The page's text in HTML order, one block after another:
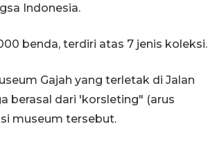
Indonesia.
benda, terdiri atas 7 jenis koleksi.
Gajah yang terletak di Jalan
berasal dari 'korsleting" (arus
museum tersebut.
di Satpas Polresta Palu